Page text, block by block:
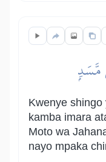
مَّسَدِۭ
Kwenye
kamba imara
Moto wa
nayo mpaka